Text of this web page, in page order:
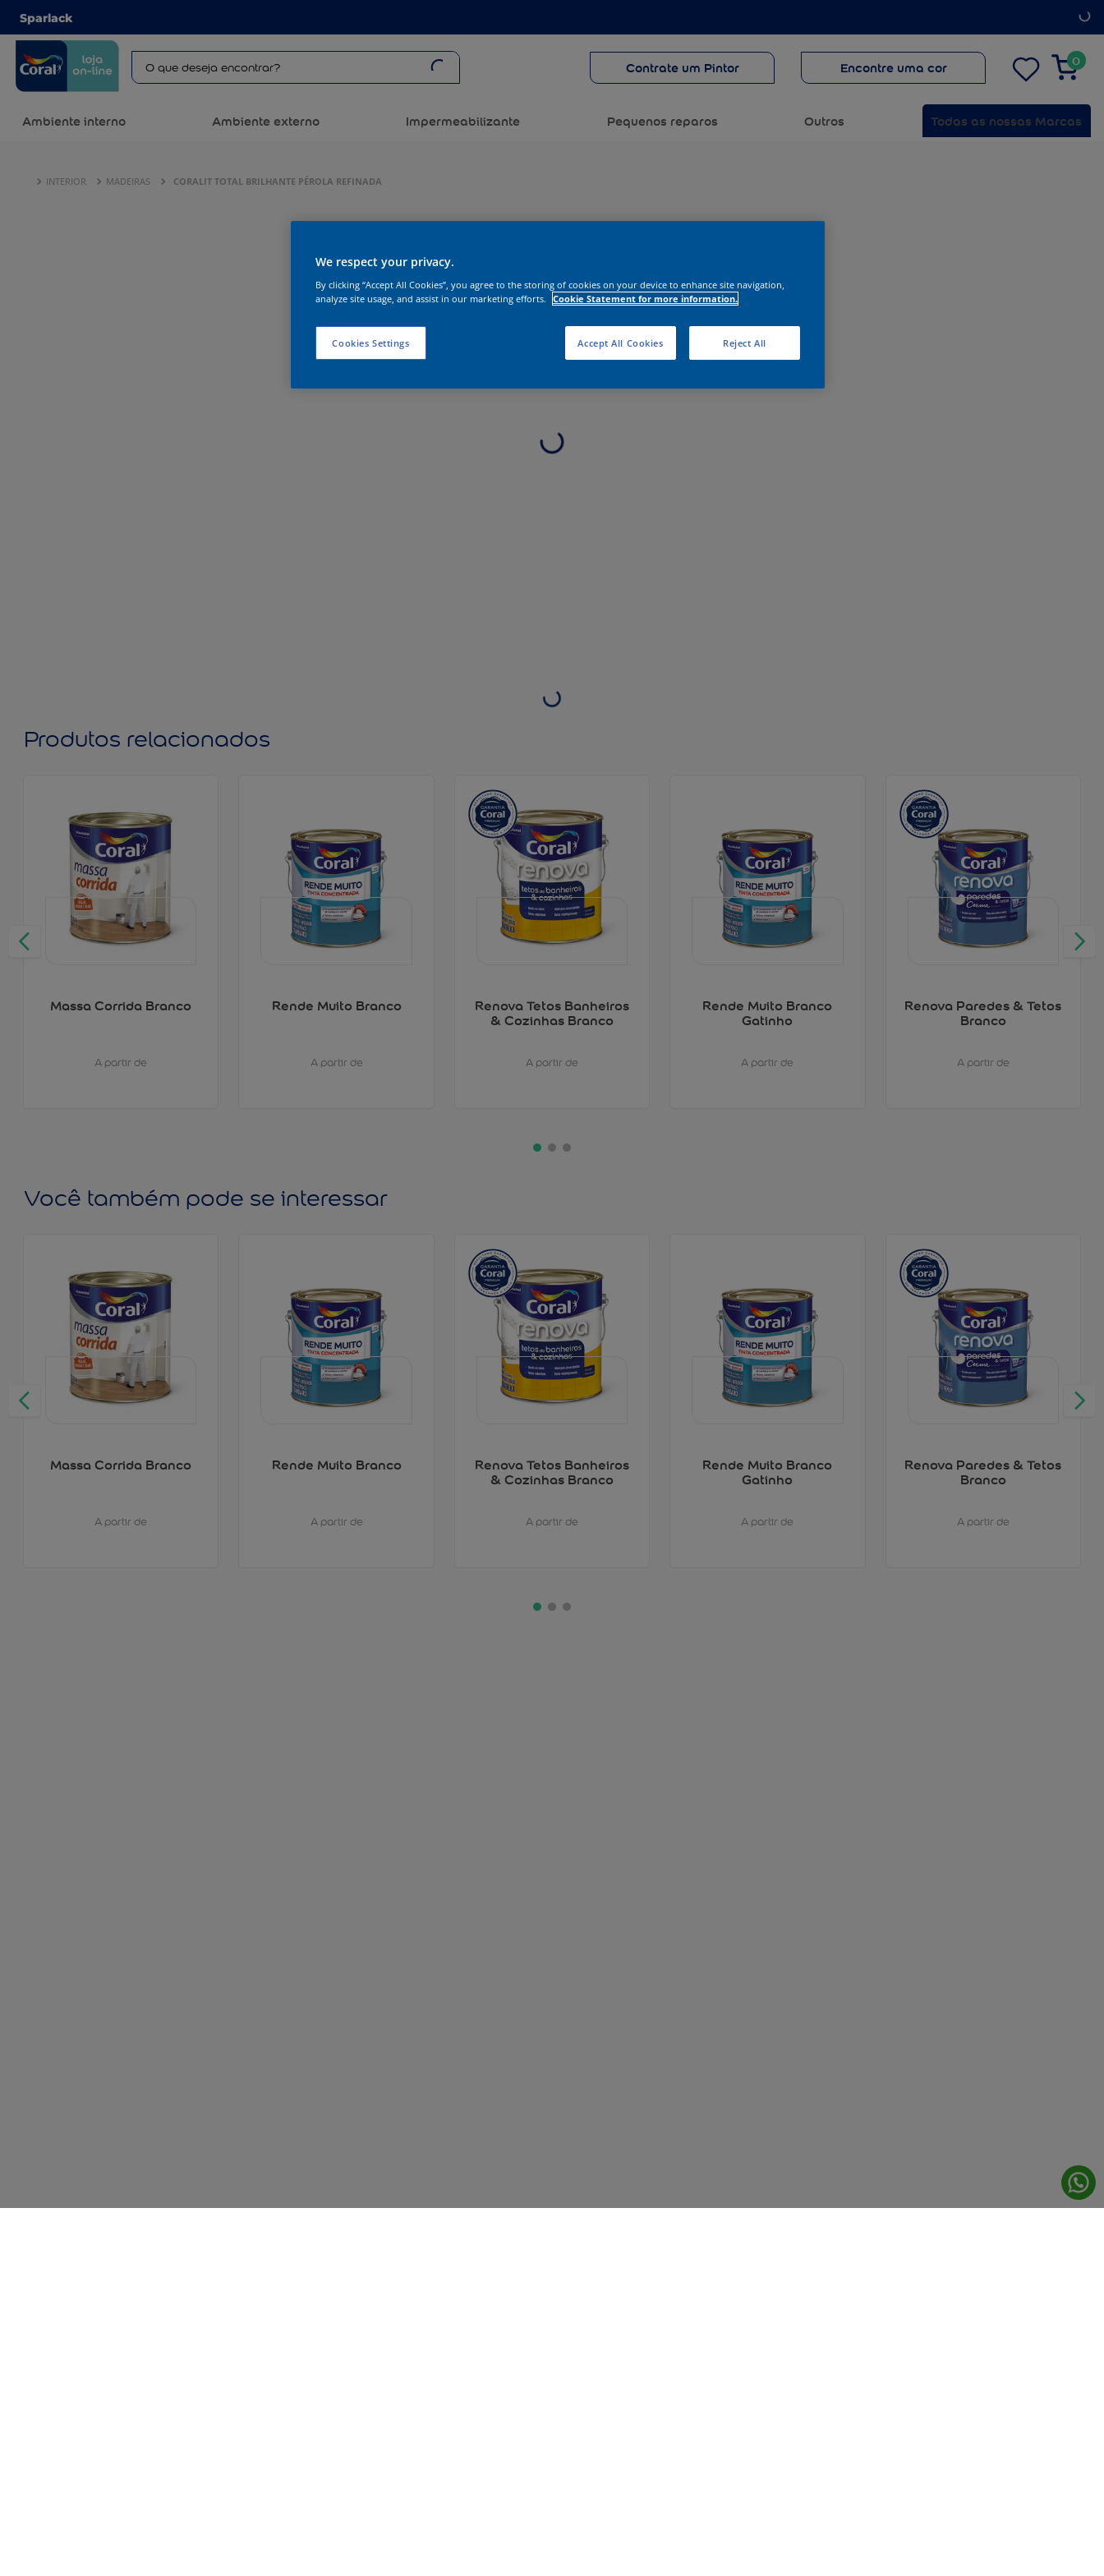
Sparlack
Contrate um Pintor Encontre uma cor 0
Ambiente interno Ambiente externo Impermeabilizante Pequenos reparos Outros Todas as nossas Marcas
INTERIOR MADEIRAS CORALIT TOTAL BRILHANTE PÉROLA REFINADA
Produtos relacionados
Massa Corrida Branco
A partir de
Rende Muito Branco
A partir de
Renova Tetos Banheiros
& Cozinhas Branco
A partir de
Rende Muito Branco
Gatinho
A partir de
Renova Paredes & Tetos
Branco
A partir de
Você também pode se interessar
Massa Corrida Branco
A partir de
Rende Muito Branco
A partir de
Renova Tetos Banheiros
& Cozinhas Branco
A partir de
Rende Muito Branco
Gatinho
A partir de
Renova Paredes & Tetos
Branco
A partir de
We respect your privacy.
By clicking “Accept All Cookies”, you agree to the storing of cookies on your device to enhance site navigation,
analyze site usage, and assist in our marketing efforts. Cookie Statement for more information.
Cookies Settings Reject All
Accept All Cookies